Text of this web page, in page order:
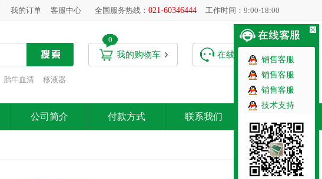
工作时间：9:00-18:00
全国服务热线： 021-60346444
我的订单 客服中心
0
我的购物车 在线客服
胎牛血清 移液器
公司简介 付款方式 联系我们
销售客服
销售客服
销售客服
技术支持